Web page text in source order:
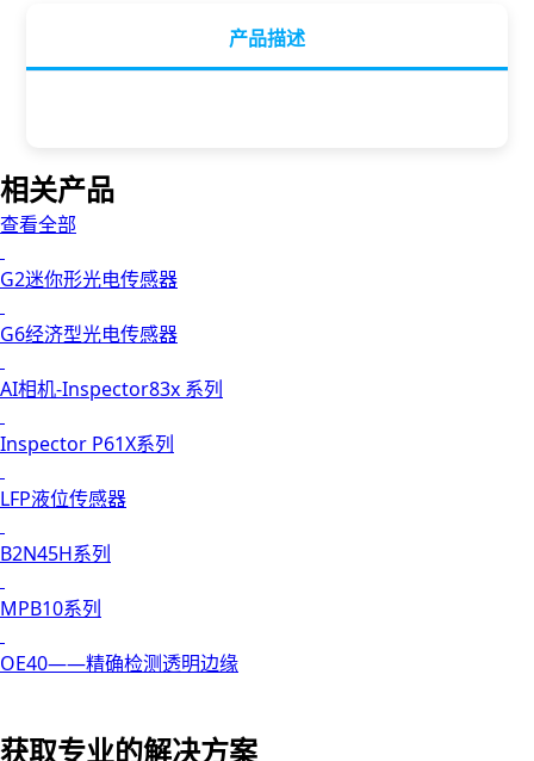
产品描述
相关产品
查看全部
G2迷你形光电传感器
G6经济型光电传感器
AI相机-Inspector83x 系列
Inspector P61X系列
LFP液位传感器
B2N45H系列
MPB10系列
OE40——精确检测透明边缘
获取专业的解决方案